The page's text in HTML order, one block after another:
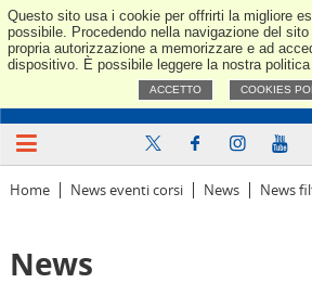
Questo sito usa i cookie per offrirti la migliore
possibile. Procedendo nella navigazione del
propria autorizzazione a memorizzare e ad
dispositivo. È possibile leggere la nostra
ACCETTO COOKIES
Home News eventi corsi News News
News